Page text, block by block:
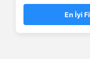
En İyi